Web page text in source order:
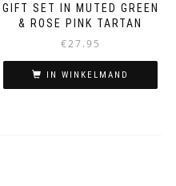
GIFT SET IN MUTED GREEN
& ROSE PINK TARTAN
€27.95
IN WINKELMAND